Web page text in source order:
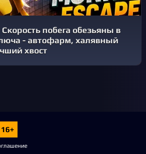
побега обезьяны в
- автофарм, халявный
хвост
16+